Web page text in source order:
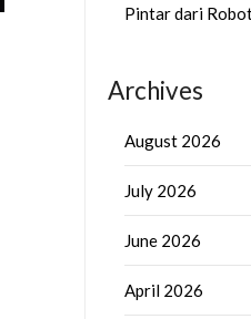
Pintar dari
Archives
August 2026
July 2026
June 2026
April 2026